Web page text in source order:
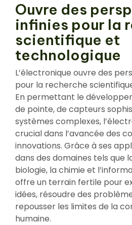
Ouvre des
infinies pour la
scientifique et
technologique
L’électronique ouvre des
pour la recherche
En permettant le
de pointe, de capteurs
systèmes complexes,
crucial dans l’avancée des
innovations. Grâce à ses
dans des domaines tels que
biologie, la chimie et
offre un terrain fertile pour
idées, résoudre des
repousser les limites de la
humaine.